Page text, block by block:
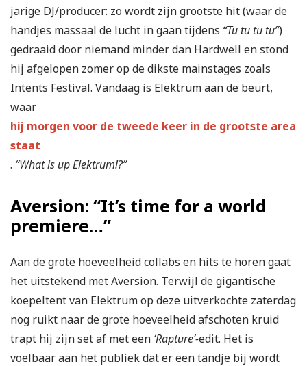
jarige DJ/producer: zo wordt zijn grootste hit (waar de
handjes massaal de lucht in gaan tijdens “Tu tu tu tu”)
gedraaid door niemand minder dan Hardwell en stond
hij afgelopen zomer op de dikste mainstages zoals
Intents Festival. Vandaag is Elektrum aan de beurt,
waar
hij morgen voor de tweede keer in de grootste area
staat
. “What is up Elektrum!?”
Aversion: “It’s time for a world
premiere…”
Aan de grote hoeveelheid collabs en hits te horen gaat
het uitstekend met Aversion. Terwijl de gigantische
koepeltent van Elektrum op deze uitverkochte zaterdag
nog ruikt naar de grote hoeveelheid afschoten kruid
trapt hij zijn set af met een ‘Rapture’-edit. Het is
voelbaar aan het publiek dat er een tandje bij wordt